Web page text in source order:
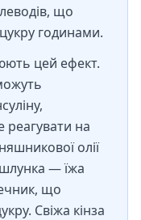
що
годинами.
цей ефект.
на
олії
— їжа
що
Свіжа кінза